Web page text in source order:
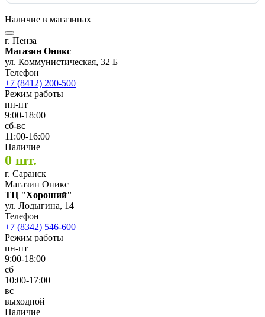
Наличие в магазинах
г. Пенза
Магазин Оникс
ул. Коммунистическая, 32 Б
Телефон
+7 (8412) 200-500
Режим работы
пн-пт
9:00-18:00
сб-вс
11:00-16:00
Наличие
0 шт.
г. Саранск
Магазин Оникс
ТЦ "Хороший"
ул. Лодыгина, 14
Телефон
+7 (8342) 546-600
Режим работы
пн-пт
9:00-18:00
сб
10:00-17:00
вс
выходной
Наличие